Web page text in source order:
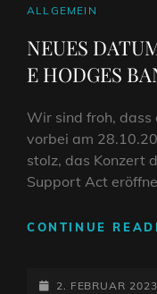
CAT
ALLGEMEIN
NEUES
E HODGES
Wir sind froh, dass
vorbei am
stolz, das Konzert
Support Act
CONTINUE
POSTED-
2. FEBRUAR 2023